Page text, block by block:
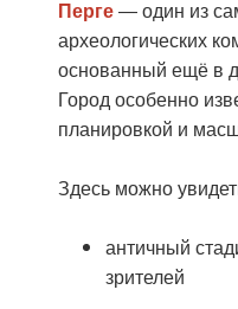
Перге — один из
археологических
основанный ещё в
Город особенно
планировкой и
Здесь можно
античный
зрителей